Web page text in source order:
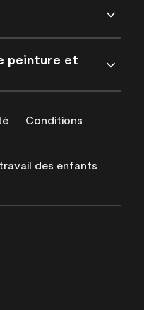
peinture et
Conditions
des enfants